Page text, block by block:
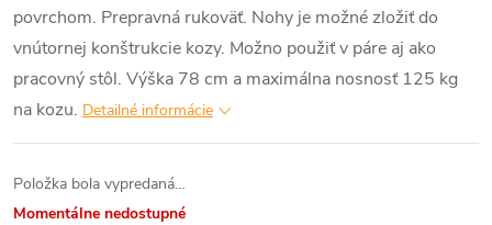
povrchom. Prepravná rukoväť. Nohy je možné zložiť do
vnútornej konštrukcie kozy. Možno použiť v páre aj ako
pracovný stôl. Výška 78 cm a maximálna nosnosť 125 kg
na kozu. Detailné informácie
Položka bola vypredaná…
Momentálne nedostupné